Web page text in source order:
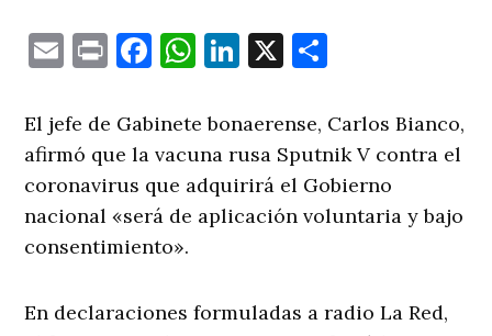
EmailPrintFacebook
WhatsApp
LinkedIn
X
El jefe de Gabinete bonaerense, Carlos Bianco,
afirmó que la vacuna rusa Sputnik V contra el
coronavirus que adquirirá el Gobierno
nacional «será de aplicación voluntaria y bajo
consentimiento».
En declaraciones formuladas a radio La Red,